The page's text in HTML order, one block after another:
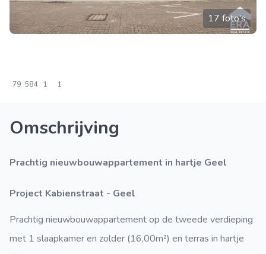
17 foto's
79 584 1 1
Omschrijving
Prachtig nieuwbouwappartement in hartje Geel
Project Kabienstraat - Geel
Prachtig nieuwbouwappartement op de tweede verdieping
met 1 slaapkamer en zolder (16,00m²) en terras in hartje